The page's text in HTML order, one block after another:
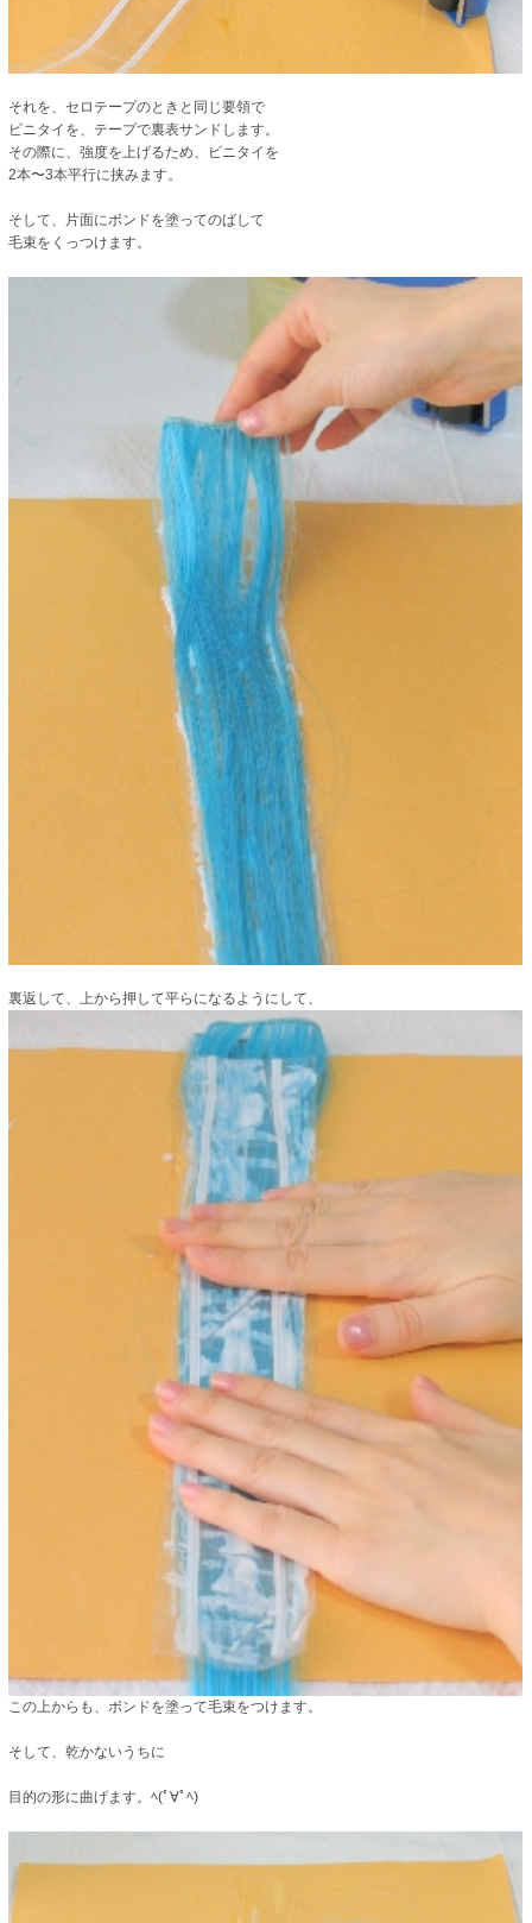
それを、セロテープのときと同じ要領で
ビニタイを、テープで裏表サンドします。
その際に、強度を上げるため、ビニタイを
2本〜3本平行に挟みます。
そして、片面にボンドを塗ってのばして
毛束をくっつけます。
裏返して、上から押して平らになるようにして、
この上からも、ボンドを塗って毛束をつけます。
そして、乾かないうちに
目的の形に曲げます。ﾍ(ﾟ∀ﾟﾍ)